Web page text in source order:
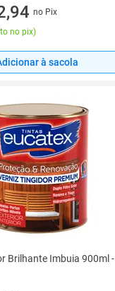
sem jurosno Pix
no pix)
à sacola
Brilhante Imbuia 900ml -